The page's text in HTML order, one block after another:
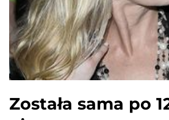
Została sama po